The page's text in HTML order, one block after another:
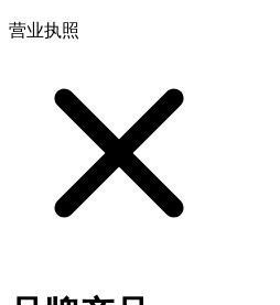
营业执照